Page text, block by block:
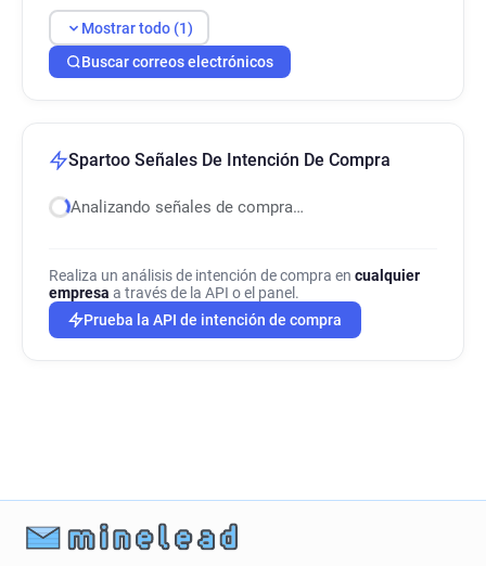
Mostrar todo (1)
Buscar correos electrónicos
Spartoo Señales De Intención De Compra
Analizando señales de compra…
Realiza un análisis de intención de compra en cualquier
empresa a través de la API o el panel.
Prueba la API de intención de compra